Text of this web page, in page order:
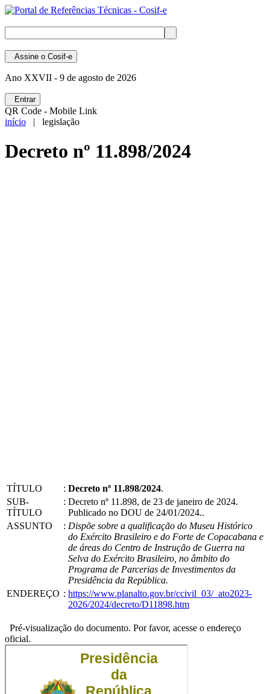
Assine o Cosif-e
Ano XXVII - 9 de agosto de 2026
Entrar
QR Code - Mobile Link
início | legislação
Decreto nº 11.898/2024
TÍTULO : Decreto nº 11.898/2024.
SUB-
TÍTULO
: Decreto nº 11.898, de 23 de janeiro de 2024.
Publicado no DOU de 24/01/2024..
ASSUNTO
: Dispõe sobre a qualificação do Museu Histórico
do Exército Brasileiro e do Forte de Copacabana e
de áreas do Centro de Instrução de Guerra na
Selva do Exército Brasileiro, no âmbito do
Programa de Parcerias de Investimentos da
Presidência da República.
ENDEREÇO : https://www.planalto.gov.br/ccivil_03/_ato2023-
2026/2024/decreto/D11898.htm
Pré-visualização do documento. Por favor, acesse o endereço
oficial.